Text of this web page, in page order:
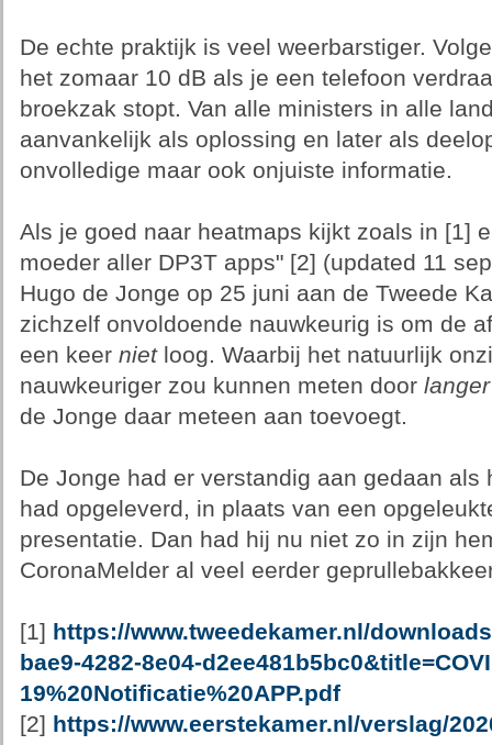
De echte praktijk is veel weerbarstiger.
het zomaar 10 dB als je een telefoon
broekzak stopt. Van alle ministers in alle
aanvankelijk als oplossing en later als
onvolledige maar ook onjuiste informatie.
Als je goed naar heatmaps kijkt zoals in [1]
moeder aller DP3T apps" [2] (updated 11
Hugo de Jonge op 25 juni aan de Tweede
zichzelf onvoldoende nauwkeurig is om de
een keer nietloog. Waarbij het natuurlijk
nauwkeuriger zou kunnen meten door langer
de Jonge daar meteen aan toevoegt.
De Jonge had er verstandig aan gedaan
had opgeleverd, in plaats van een
presentatie. Dan had hij nu niet zo in zijn
CoronaMelder al veel eerder
[1] https://www.tweedekamer.nl/
bae9-4282-8e04-
19%20Notificatie%20APP.pdf
[2] https://www.eerstekamer.nl/verslag/